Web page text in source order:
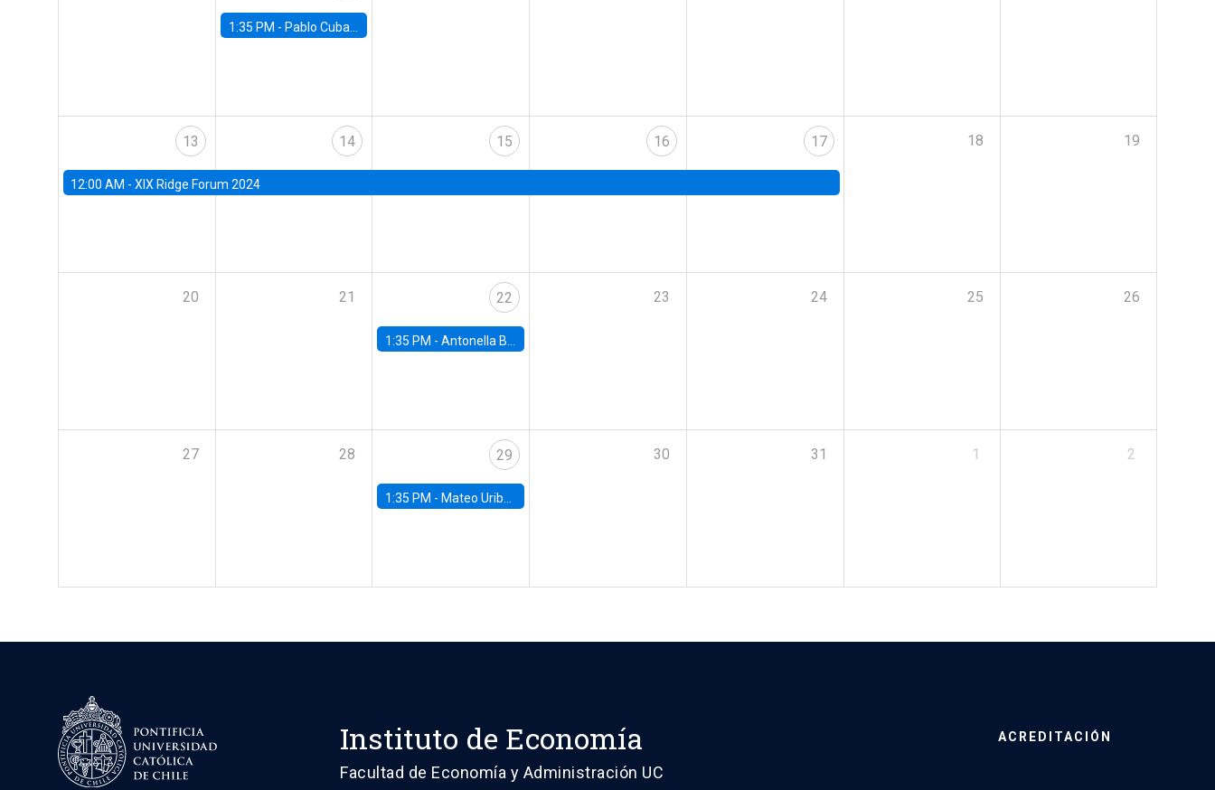
1:35 PM - Pablo Cuba, FED Board
13
12:00 AM - XIX Ridge Forum 2024
14 15 16 17 18 19
20 21 22
1:35 PM -Antonella Bancalari, Institute for Fiscal Studies (IFS) and Research Associate at University College London (UCL)
23 24 25 26
27 28 29
1:35 PM - Mateo Uribe-Castro, Universidad de los Andes (Colombia)
30 31 1 2
Instituto de Economía
Facultad de Economía y Administración UC
ACREDITACIÓN